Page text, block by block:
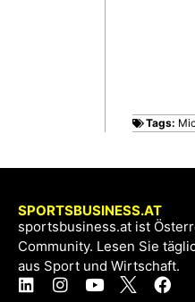
Tags:
SPORTSBUSINESS.AT
sportsbusiness.at ist
Community. Lesen Sie
aus Sport und Wirtschaft.